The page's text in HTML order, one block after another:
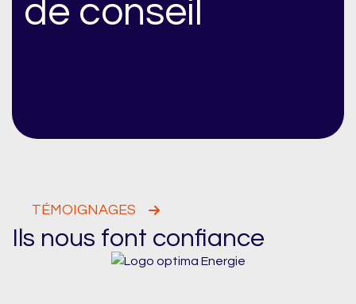
de conseil
TÉMOIGNAGES
Ils nous font confiance